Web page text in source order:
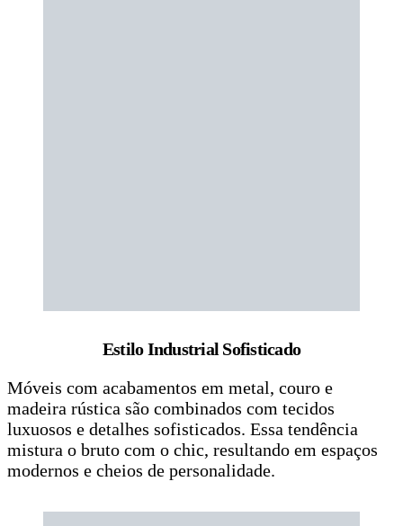
Estilo Industrial Sofisticado
Móveis com acabamentos em metal, couro e
madeira rústica são combinados com tecidos
luxuosos e detalhes sofisticados. Essa tendência
mistura o bruto com o chic, resultando em espaços
modernos e cheios de personalidade.